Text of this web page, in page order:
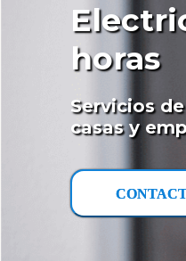
horas
Servicios
casas y